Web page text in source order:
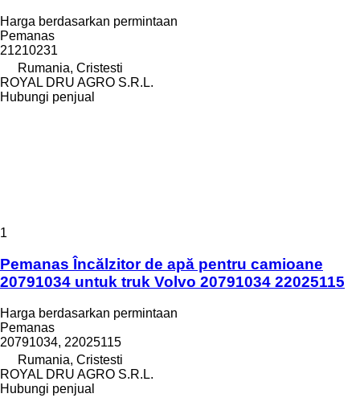
Harga berdasarkan permintaan
Pemanas
21210231
Rumania, Cristesti
ROYAL DRU AGRO S.R.L.
Hubungi penjual
1
Pemanas Încălzitor de apă pentru camioane
20791034 untuk truk Volvo 20791034 22025115
Harga berdasarkan permintaan
Pemanas
20791034, 22025115
Rumania, Cristesti
ROYAL DRU AGRO S.R.L.
Hubungi penjual